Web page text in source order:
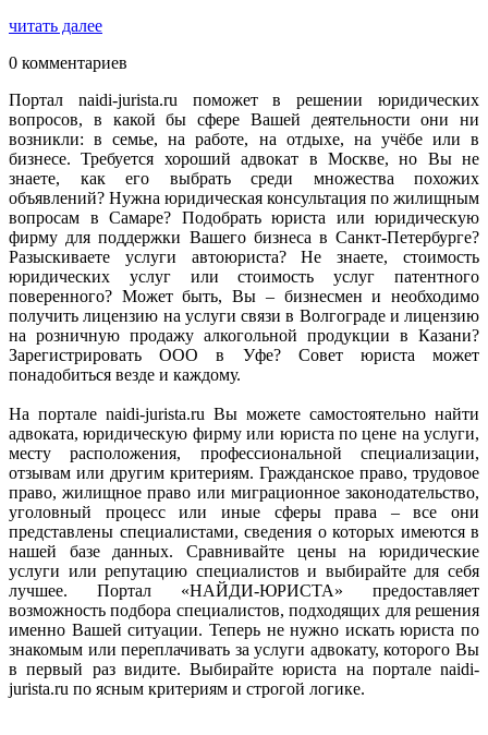
читать далее
0 комментариев
Портал naidi-jurista.ru поможет в решении юридических
вопросов, в какой бы сфере Вашей деятельности они ни
возникли: в семье, на работе, на отдыхе, на учёбе или в
бизнесе. Требуется хороший адвокат в Москве, но Вы не
знаете, как его выбрать среди множества похожих
объявлений? Нужна юридическая консультация по жилищным
вопросам в Самаре? Подобрать юриста или юридическую
фирму для поддержки Вашего бизнеса в Санкт-Петербурге?
Разыскиваете услуги автоюриста? Не знаете, стоимость
юридических услуг или стоимость услуг патентного
поверенного? Может быть, Вы – бизнесмен и необходимо
получить лицензию на услуги связи в Волгограде и лицензию
на розничную продажу алкогольной продукции в Казани?
Зарегистрировать ООО в Уфе? Совет юриста может
понадобиться везде и каждому.
На портале naidi-jurista.ru Вы можете самостоятельно найти
адвоката, юридическую фирму или юриста по цене на услуги,
месту расположения, профессиональной специализации,
отзывам или другим критериям. Гражданское право, трудовое
право, жилищное право или миграционное законодательство,
уголовный процесс или иные сферы права – все они
представлены специалистами, сведения о которых имеются в
нашей базе данных. Сравнивайте цены на юридические
услуги или репутацию специалистов и выбирайте для себя
лучшее. Портал «НАЙДИ-ЮРИСТА» предоставляет
возможность подбора специалистов, подходящих для решения
именно Вашей ситуации. Теперь не нужно искать юриста по
знакомым или переплачивать за услуги адвокату, которого Вы
в первый раз видите. Выбирайте юриста на портале naidi-
jurista.ru по ясным критериям и строгой логике.